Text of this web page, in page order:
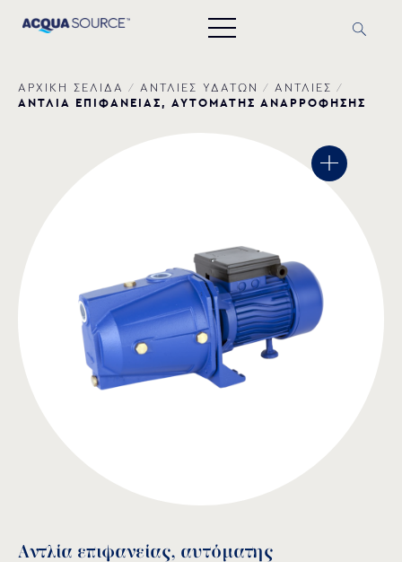
ΑΡΧΙΚΗ ΣΕΛΙΔΑ / ΑΝΤΛΙΕΣ ΥΔΑΤΩΝ / ΑΝΤΛΙΕΣ /
ΑΝΤΛΙΑ ΕΠΙΦΑΝΕΙΑΣ, ΑΥΤΟΜΑΤΗΣ ΑΝΑΡΡΟΦΗΣΗΣ
Αντλία επιφανείας, αυτόματης